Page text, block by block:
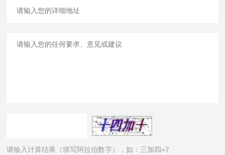
请输入计算结果（填写阿拉伯数字），如：三加四=7